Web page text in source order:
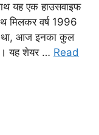
यह एक हाउसवाइफ
मिलकर वर्ष 1996
था, आज इनका कुल
यह शेयर … Read